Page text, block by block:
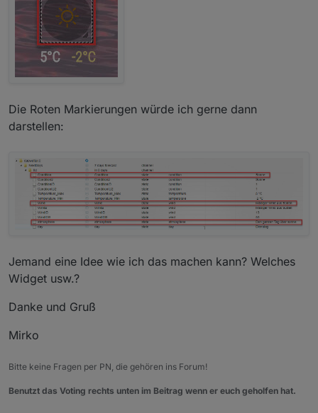
Die Roten Markierungen würde ich gerne dann
darstellen:
Jemand eine Idee wie ich das machen kann? Welches
Widget usw.?
Danke und Gruß
Mirko
Bitte keine Fragen per PN, die gehören ins Forum!
Benutzt das Voting rechts unten im Beitrag wenn er euch geholfen hat.